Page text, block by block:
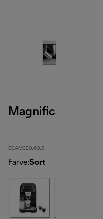
Magnifica Plus
ECAM320.60.B
Farve:Sort